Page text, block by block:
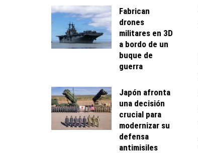
Fabrican
drones
militares en 3D
a bordo de un
buque de
guerra
Japón afronta
una decisión
crucial para
modernizar su
defensa
antimisiles